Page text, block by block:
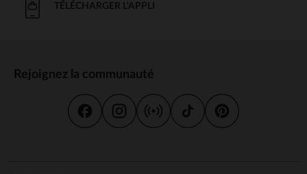
TÉLÉCHARGER L'APPLI
Rejoignez la communauté